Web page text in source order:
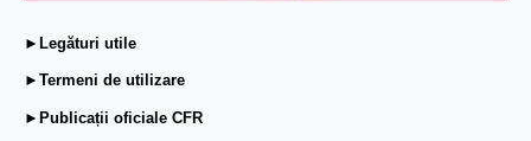
►Legături utile
►Termeni de utilizare
►Publicații oficiale CFR